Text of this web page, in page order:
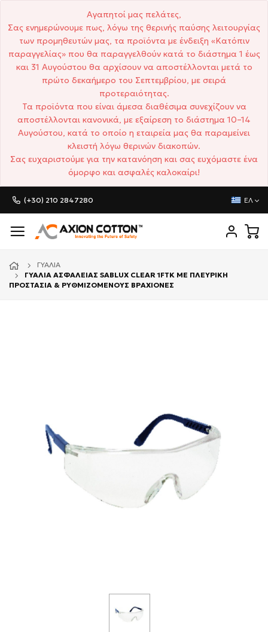
Αγαπητοί μας πελάτες,
Σας ενημερώνουμε πως, λόγω της θερινής παύσης λειτουργίας
των προμηθευτών μας, τα προϊόντα με ένδειξη «Κατόπιν
παραγγελίας» που θα παραγγελθούν κατά το διάστημα 1 έως
και 31 Αυγούστου θα αρχίσουν να αποστέλλονται μετά το
πρώτο δεκαήμερο του Σεπτεμβρίου, με σειρά
προτεραιότητας.
Τα προϊόντα που είναι άμεσα διαθέσιμα συνεχίζουν να
αποστέλλονται κανονικά, με εξαίρεση το διάστημα 10–14
Αυγούστου, κατά το οποίο η εταιρεία μας θα παραμείνει
κλειστή λόγω θερινών διακοπών.
Σας ευχαριστούμε για την κατανόηση και σας ευχόμαστε ένα
όμορφο και ασφαλές καλοκαίρι!
(+30) 210 2847280 ΕΛ
ΓΥΑΛΙΆ
ΓΥΑΛΙΑ ΑΣΦΑΛΕΙΑΣ SABLUX CLEAR 1FTK ΜΕ ΠΛΕΥΡΙΚΗ
ΠΡΟΣΤΑΣΙΑ & ΡΥΘΜΙΖΟΜΕΝΟΥΣ ΒΡΑΧΙΟΝΕΣ